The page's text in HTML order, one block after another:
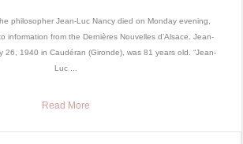
philosopher Jean-Luc Nancy died on Monday evening,
information from the Dernières Nouvelles d’Alsace. Jean-
26, 1940 in Caudéran (Gironde), was 81 years old. “Jean-
Luc ...
Read More